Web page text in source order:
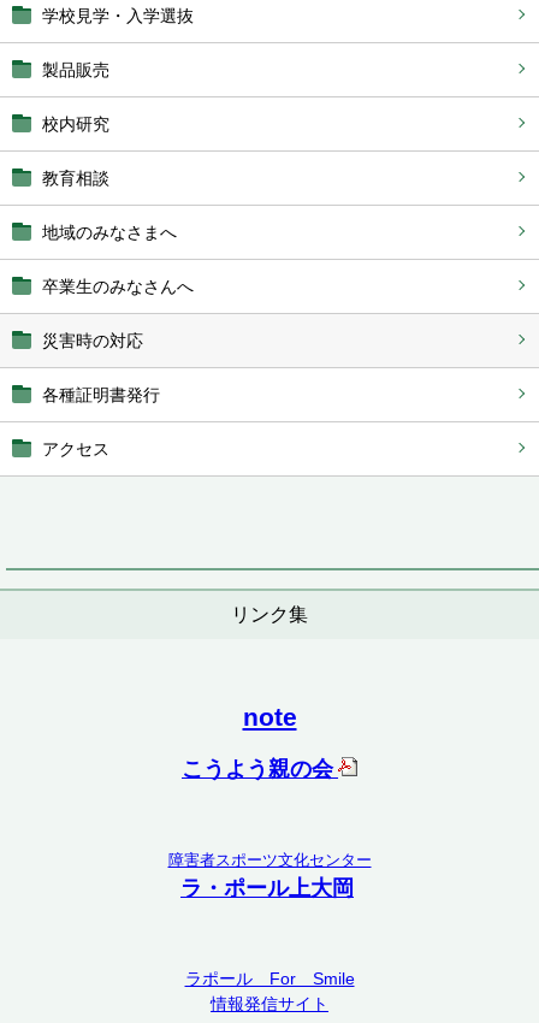
学校見学・入学選抜
製品販売
校内研究
教育相談
地域のみなさまへ
卒業生のみなさんへ
災害時の対応
各種証明書発行
アクセス
リンク集
note
こうよう親の会
障害者スポーツ文化センター
ラ・ポール上大岡
ラポール For Smile
情報発信サイト